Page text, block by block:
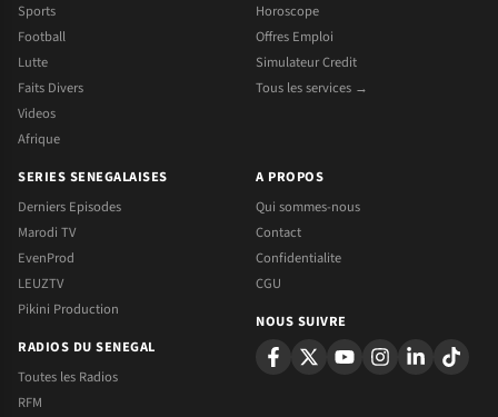
Sports
Football
Lutte
Faits Divers
Videos
Afrique
Horoscope
Offres Emploi
Simulateur Credit
Tous les services →
SERIES SENEGALAISES
Derniers Episodes
Marodi TV
EvenProd
LEUZTV
Pikini Production
RADIOS DU SENEGAL
Toutes les Radios
RFM
A PROPOS
Qui sommes-nous
Contact
Confidentialite
CGU
NOUS SUIVRE